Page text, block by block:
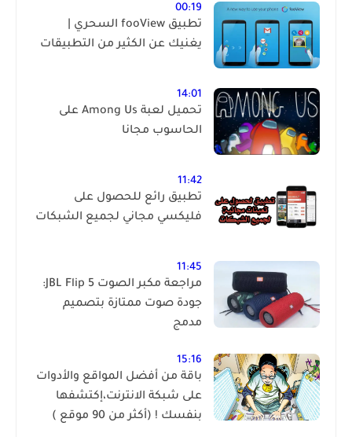
00:19
تطبيق fooView السحري |
يغنيك عن الكثير من التطبيقات
14:01
تحميل لعبة Among Us على
الحاسوب مجانا
11:42
تطبيق رائع للحصول على
فليكسي مجاني لجميع الشبكات
11:45
مراجعة مكبر الصوت JBL Flip 5:
جودة صوت ممتازة بتصميم
مدمج
15:16
باقة من أفضل المواقع والأدوات
على شبكة الانترنت،إكتشفها
بنفسك ! (أكثر من 90 موقع )